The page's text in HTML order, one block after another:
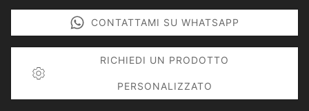
CONTATTAMI SU WHATSAPP
RICHIEDI UN PRODOTTO
PERSONALIZZATO